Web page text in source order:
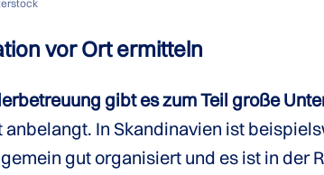
vor Ort ermitteln
gibt es zum Teil große
In Skandinavien ist
gut organisiert und es ist in der